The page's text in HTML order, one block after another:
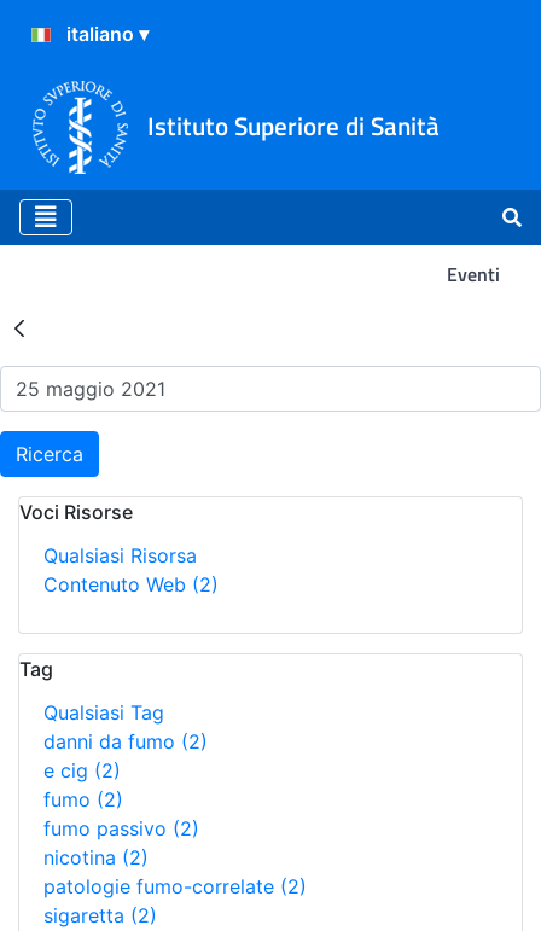
Istituto Superiore di Sanità
Eventi
Risultati della Ricerca -
Ricerca
Voci Risorse
Qualsiasi Risorsa
Contenuto Web (2)
Tag
Qualsiasi Tag
danni da fumo (2)
e cig (2)
fumo (2)
fumo passivo (2)
nicotina (2)
patologie fumo-correlate (2)
sigaretta (2)